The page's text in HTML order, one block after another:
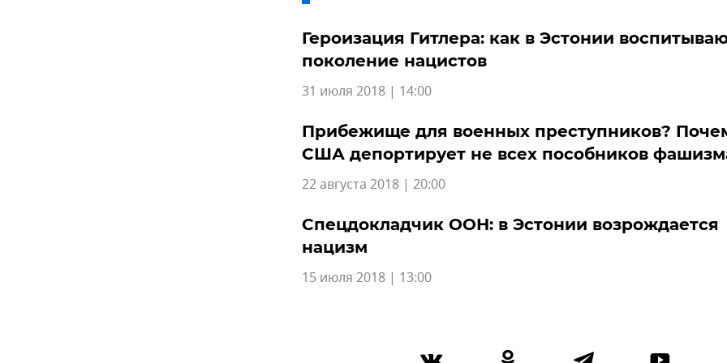
Героизация Гитлера: как в Эстонии
поколение нацистов
31 июля 2018 | 14:00
Прибежище для военных преступников?
США депортирует не всех пособников
22 августа 2018 | 20:00
Спецдокладчик ООН: в Эстонии возрождается
нацизм
15 июля 2018 | 13:00